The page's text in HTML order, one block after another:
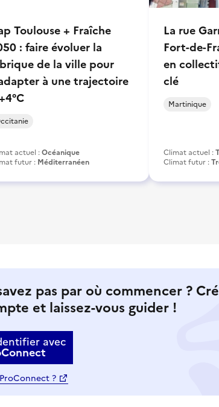
Toulouse + Fraîche
: faire évoluer la
de la ville pour
à une trajectoire
actuel :Océanique
futur : Méditerranéen
La rue
Fort-de-
en
clé
Martinique
Climat actuel :
Climat futur :
pas par où commencer ?
et laissez-vous guider !
avec
?